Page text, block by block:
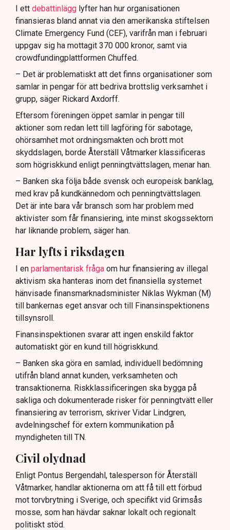
I ett debattinlägg lyfter han hur organisationen
finansieras bland annat via den amerikanska stiftelsen
Climate Emergency Fund (CEF), varifrån man i februari
uppgav sig ha mottagit 370 000 kronor, samt via
crowdfundingplattformen Chuffed.
– Det är problematiskt att det finns organisationer som
samlar in pengar för att bedriva brottslig verksamhet i
grupp, säger Rickard Axdorff.
Eftersom föreningen öppet samlar in pengar till
aktioner som redan lett till lagföring för sabotage,
ohörsamhet mot ordningsmakten och brott mot
skyddslagen, borde Återställ Våtmarker klassificeras
som högriskkund enligt penningtvättslagen, menar han.
– Banken ska följa både svensk och europeisk banklag,
med krav på kundkännedom och penningtvättslagen.
Det är inte bara vår bransch som har problem med
aktivister som får finansiering, inte minst skogssektorn
har liknande problem, säger han.
Har lyfts i riksdagen
I en parlamentarisk fråga om hur finansiering av illegal
aktivism ska hanteras inom det finansiella systemet
hänvisade finansmarknadsminister Niklas Wykman (M)
till bankernas eget ansvar och till Finansinspektionens
tillsynsroll.
Finansinspektionen svarar att ingen enskild faktor
automatiskt gör en kund till högriskkund.
– Banken ska göra en samlad, individuell bedömning
utifrån bland annat kunden, verksamheten och
transaktionerna. Riskklassificeringen ska bygga på
sakliga och dokumenterade risker för penningtvätt eller
finansiering av terrorism, skriver Vidar Lindgren,
avdelningschef för extern kommunikation på
myndigheten till TN.
Civil olydnad
Enligt Pontus Bergendahl, talesperson för Återställ
Våtmarker, handlar aktionerna om att få till ett förbud
mot torvbrytning i Sverige, och specifikt vid Grimsås
mosse, som han hävdar saknar lokalt och regionalt
politiskt stöd.